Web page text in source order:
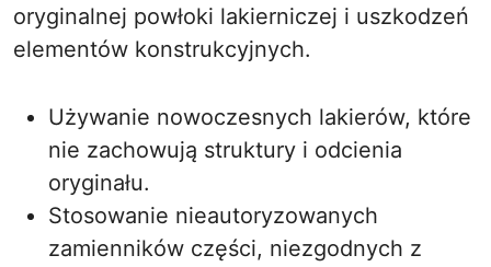
oryginalnej powłoki lakierniczej i uszkodzeń
elementów konstrukcyjnych.
Używanie nowoczesnych lakierów, które
nie zachowują struktury i odcienia
oryginału.
Stosowanie nieautoryzowanych
zamienników części, niezgodnych z